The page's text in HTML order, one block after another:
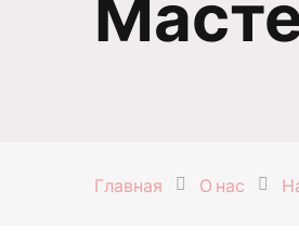
Главная О нас